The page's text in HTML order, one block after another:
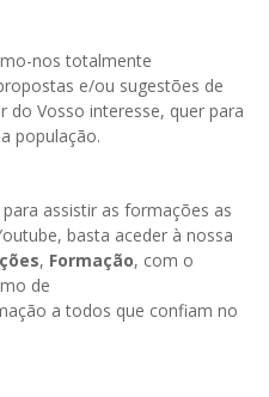
nos totalmente
e/ou sugestões de
do Vosso interesse, quer para
população.
assistir as formações as
basta aceder à nossa
, Formação, com o
de
a todos que confiam no